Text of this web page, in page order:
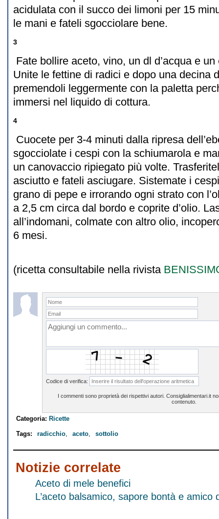
acidulata con il succo dei limoni per 15
le mani e fateli sgocciolare bene.
3
Fate bollire aceto, vino, un dl d’acqua e
Unite le fettine di radici e dopo una decina
premendoli leggermente con la paletta
immersi nel liquido di cottura.
4
Cuocete per 3-4 minuti dalla ripresa
sgocciolate i cespi con la schiumarola e
un canovaccio ripiegato più volte.
asciutto e fateli asciugare. Sistemate i
grano di pepe e irrorando ogni strato con
a 2,5 cm circa dal bordo e coprite d’olio.
all’indomani, colmate con altro olio,
6 mesi.
(ricetta consultabile nella rivista
Codice di verifica:
I commenti sono proprietà dei rispettivi autori. Consiglialimentari.it
contenuto.
Categoria: Ricette
Tags: radicchio, aceto, sottolio
Notizie correlate
Aceto di mele benefici
L’aceto balsamico, sapore bontà e amico